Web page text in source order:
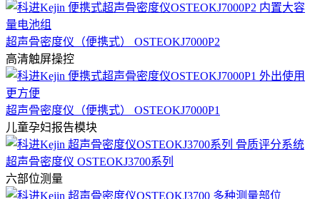
超声骨密度仪（便携式） OSTEOKJ7000P2
高清触屏操控
超声骨密度仪（便携式） OSTEOKJ7000P1
儿童孕妇报告模块
超声骨密度仪 OSTEOKJ3700系列
六部位测量